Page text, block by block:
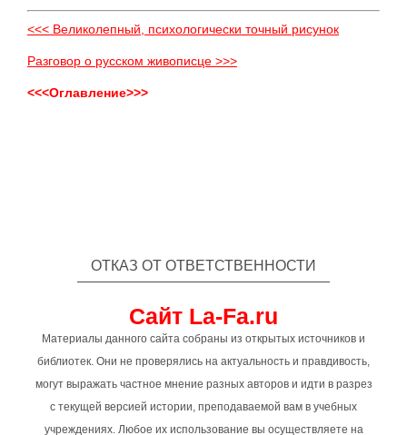
<<< Великолепный, психологически точный рисунок
Разговор о русском живописце >>>
<<<Оглавление>>>
ОТКАЗ ОТ ОТВЕТСТВЕННОСТИ
Сайт La-Fa.ru
Материалы данного сайта собраны из открытых источников и
библиотек. Они не проверялись на актуальность и правдивость,
могут выражать частное мнение разных авторов и идти в разрез
с текущей версией истории, преподаваемой вам в учебных
учреждениях. Любое их использование вы осуществляете на